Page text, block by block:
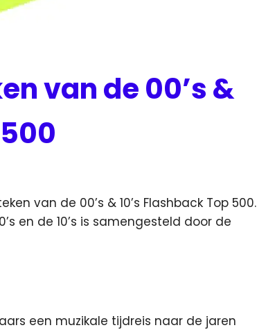
van de 00’s &
van de 00’s & 10’s Flashback Top 500.
en de 10’s is samengesteld door de
een muzikale tijdreis naar de jaren